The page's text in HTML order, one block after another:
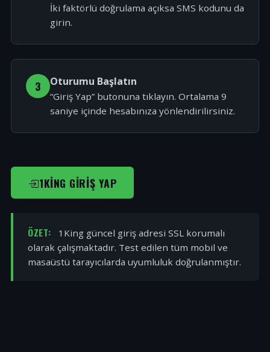
İki faktörlü doğrulama açıksa SMS kodunu da
girin.
3 Oturumu Başlatın
“Giriş Yap” butonuna tıklayın. Ortalama 9
saniye içinde hesabınıza yönlendirilirsiniz.
1KING GIRIŞ YAP
ÖZET:
1King güncel giriş adresi SSL korumalı
olarak çalışmaktadır. Test edilen tüm mobil ve
masaüstü tarayıcılarda uyumluluk doğrulanmıştır.